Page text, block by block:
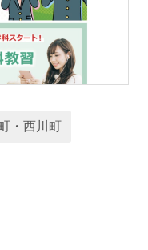
・西川町